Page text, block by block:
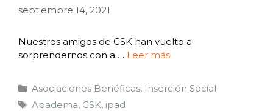
septiembre 14, 2021
Nuestros amigos de GSK han vuelto a
sorprendernos con a … Leer más
Asociaciones Benéficas, Inserción Social
Apadema, GSK, ipad